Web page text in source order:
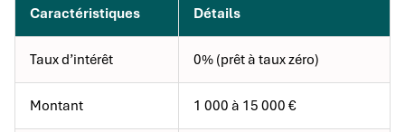
Caractéristiques Détails
Taux d’intérêt 0% (prêt à taux zéro)
Montant 1 000 à 15 000 €